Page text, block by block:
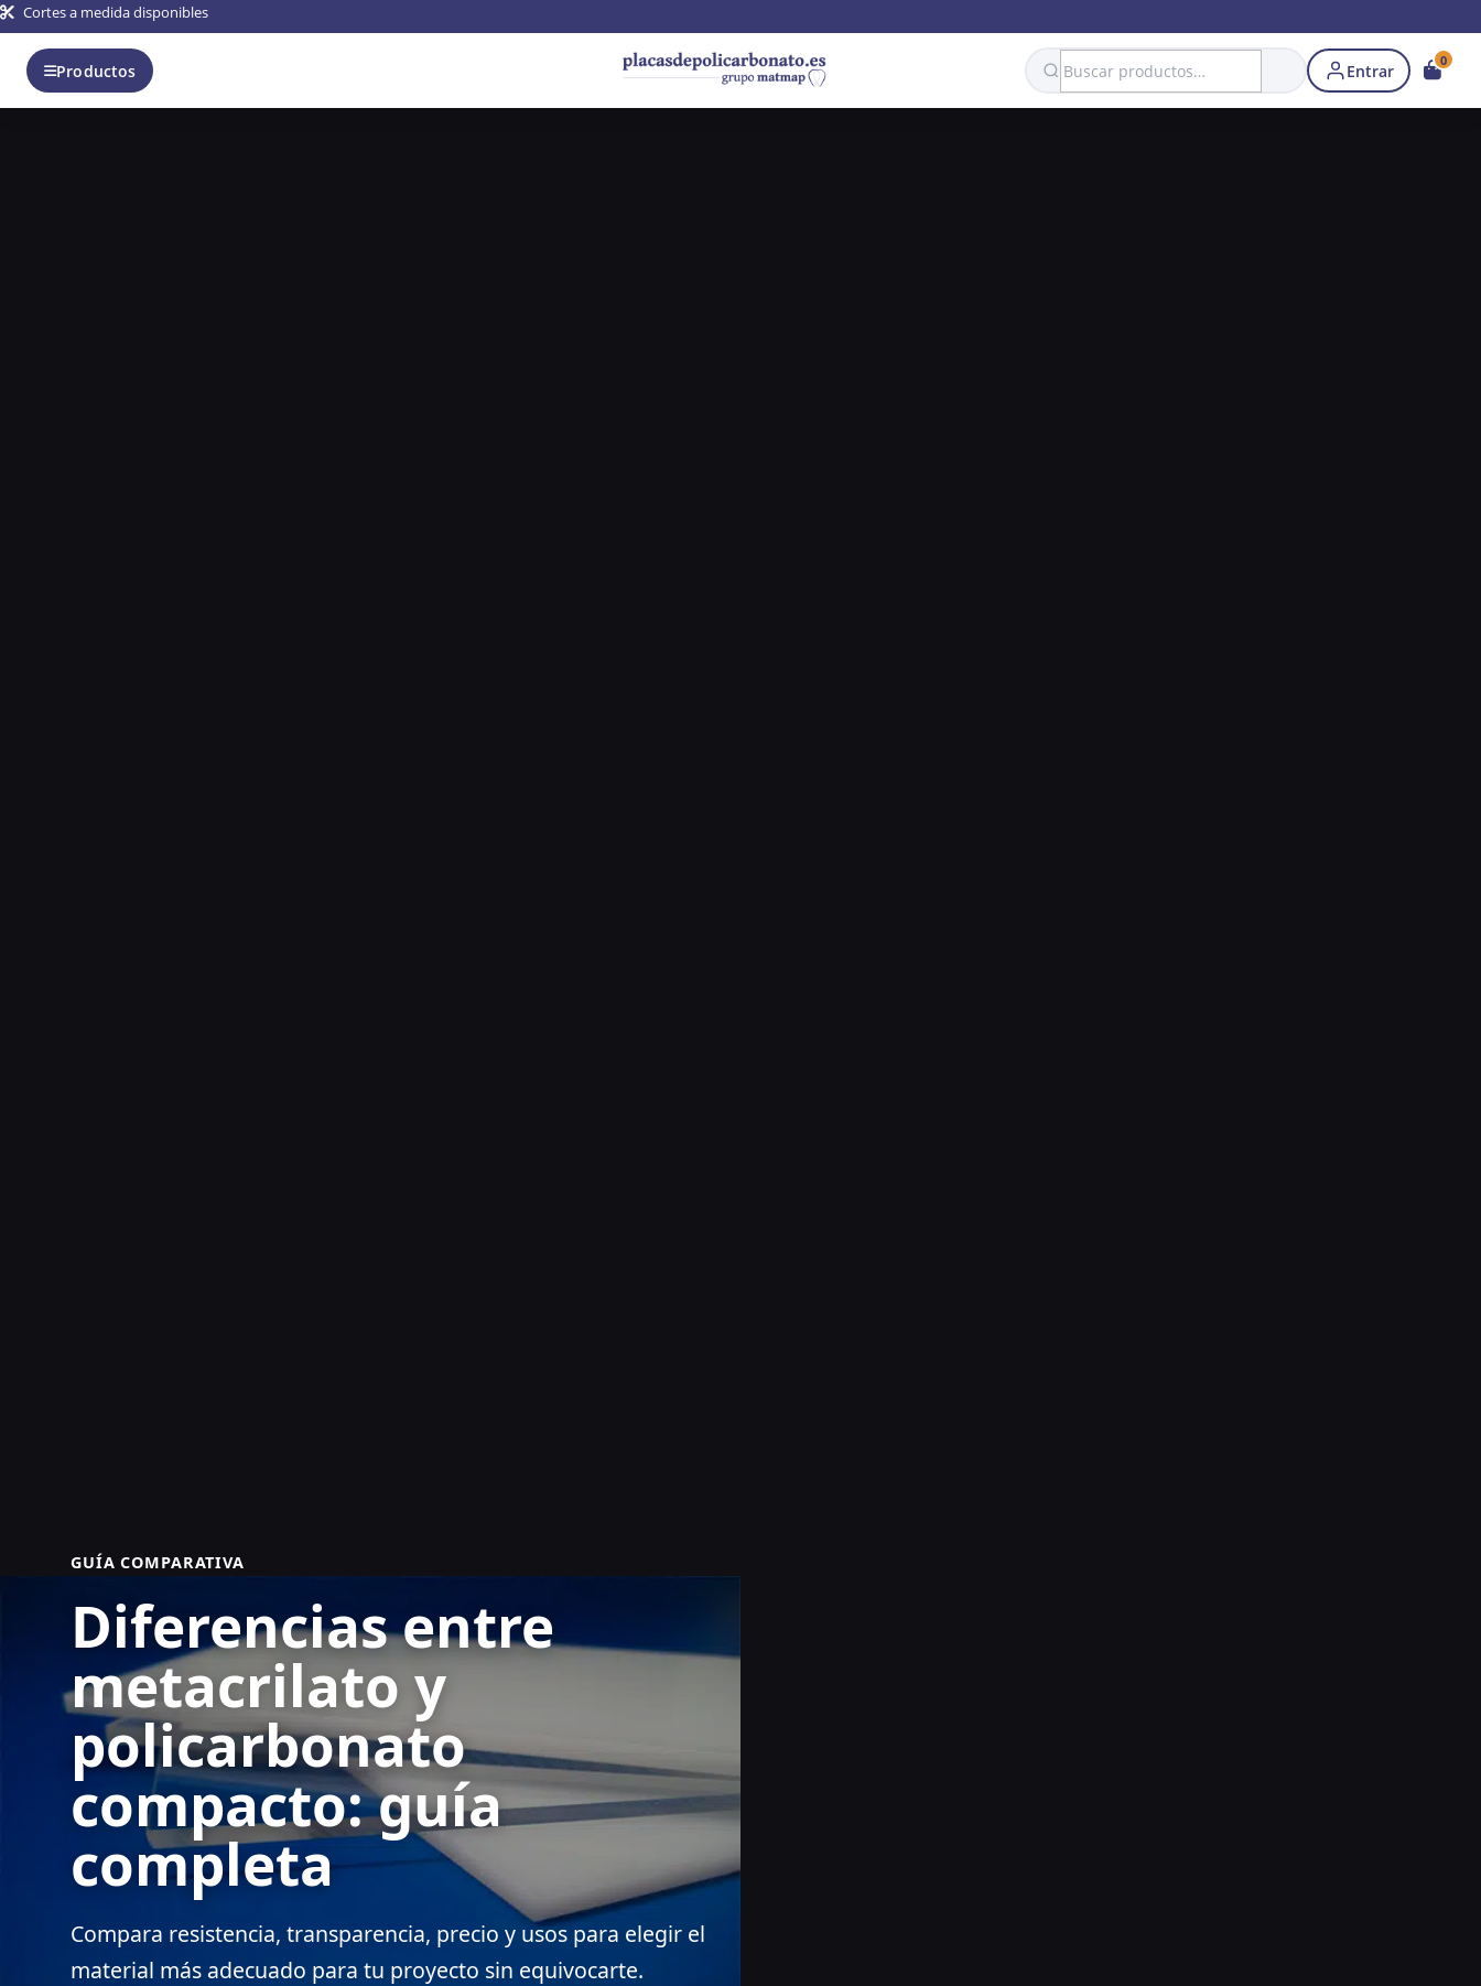
Cortes a medida disponibles
Productos Search Entrar
0
GUÍA COMPARATIVA
Diferencias entre
metacrilato y
policarbonato
compacto: guía
completa
Compara resistencia, transparencia, precio y usos para elegir el
material más adecuado para tu proyecto sin equivocarte.